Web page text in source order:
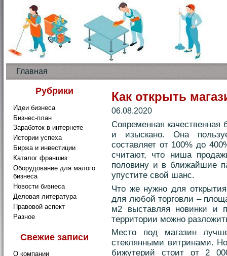
Главная
Рубрики
Идеи бизнеса
Бизнес-план
Заработок в интернете
Истории успеха
Биржа и инвестиции
Каталог франшиз
Оборудование для малого
бизнеса
Новости бизнеса
Деловая литература
Правовой аспект
Разное
Свежие записи
О компании
Как открыть
06.08.2020
Современная качественная
и изыскано. Она
составляет от 100% до
считают, что ниша
половину и в ближайшие
упустите свой шанс.
Что же нужно для
для любой торговли –
м2 выставляя новинки и
территории можно
Место под магазин
стеклянными витринами.
бижутерий стоит от 2